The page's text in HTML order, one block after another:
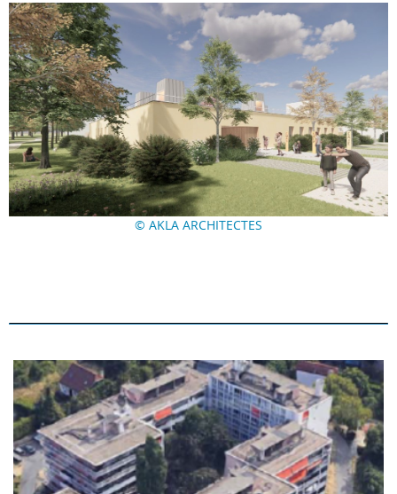
© AKLA ARCHITECTES